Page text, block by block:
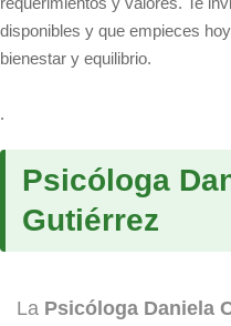
disponibles y que empieces
bienestar y equilibrio.
.
Psicóloga
Gutiérrez
La Psicóloga Daniela